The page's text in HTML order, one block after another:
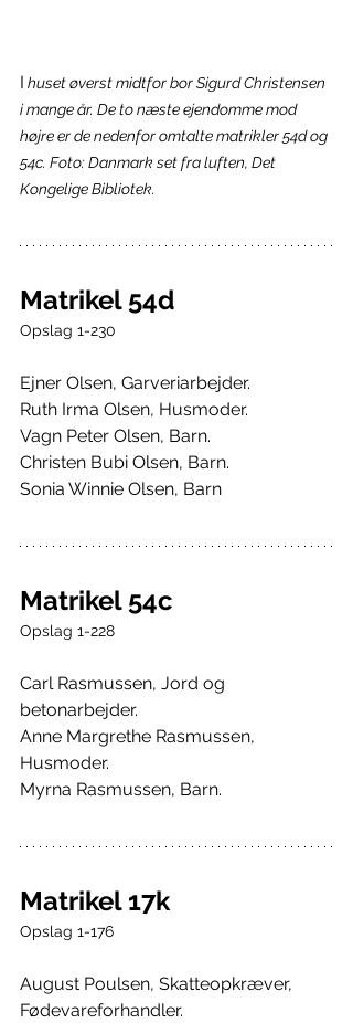
I huset øverst midtfor bor Sigurd Christensen
i mange år. De to næste ejendomme mod
højre er de nedenfor omtalte matrikler 54d og
54c. Foto: Danmark set fra luften, Det
Kongelige Bibliotek.
Matrikel 54d
Opslag 1-230
Ejner Olsen, Garveriarbejder.
Ruth Irma Olsen, Husmoder.
Vagn Peter Olsen, Barn.
Christen Bubi Olsen, Barn.
Sonia Winnie Olsen, Barn
Matrikel 54c
Opslag 1-228
Carl Rasmussen, Jord og
betonarbejder.
Anne Margrethe Rasmussen,
Husmoder.
Myrna Rasmussen, Barn.
Matrikel 17k
Opslag 1-176
August Poulsen, Skatteopkræver,
Fødevareforhandler.